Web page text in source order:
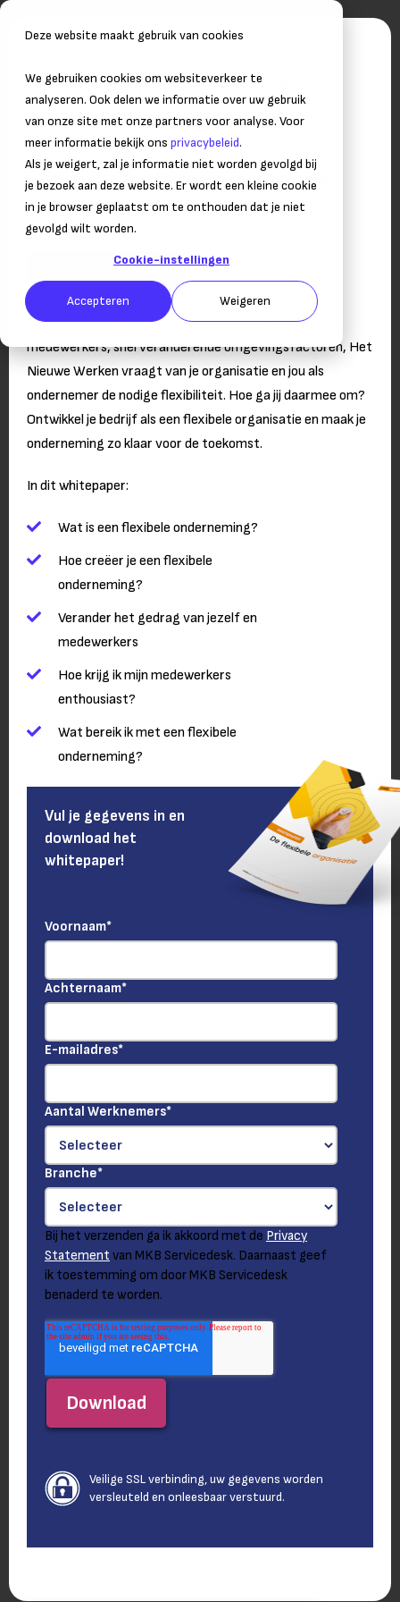
Deze website maakt gebruik van cookies
We gebruiken cookies om websiteverkeer te
analyseren. Ook delen we informatie over uw gebruik
van onze site met onze partners voor analyse. Voor
meer informatie bekijk ons privacybeleid.
Als je weigert, zal je informatie niet worden gevolgd bij
je bezoek aan deze website. Er wordt een kleine cookie
in je browser geplaatst om te onthouden dat je niet
gevolgd wilt worden.
Cookie-instellingen
Accepteren Weigeren
De flexibele organisatie
Hoe ga je om met Het Nieuwe Werken?
Technologische ontwikkelingen, zelfstandige
medewerkers, snel veranderende omgevingsfactoren, Het
Nieuwe Werken vraagt van je organisatie en jou als
ondernemer de nodige flexibiliteit. Hoe ga jij daarmee om?
Ontwikkel je bedrijf als een flexibele organisatie en maak je
onderneming zo klaar voor de toekomst.
In dit whitepaper:
Wat is een flexibele onderneming?
Hoe creëer je een flexibele
onderneming?
Verander het gedrag van jezelf en
medewerkers
Hoe krijg ik mijn medewerkers
enthousiast?
Wat bereik ik met een flexibele
onderneming?
Vul je gegevens in en
download het
whitepaper!
Voornaam*
Achternaam*
E-mailadres*
Aantal Werknemers*
Branche*
Bij het verzenden ga ik akkoord met de Privacy
Statement van MKB Servicedesk. Daarnaast geef
ik toestemming om door MKB Servicedesk
benaderd te worden.
Veilige SSL verbinding, uw gegevens worden
versleuteld en onleesbaar verstuurd.